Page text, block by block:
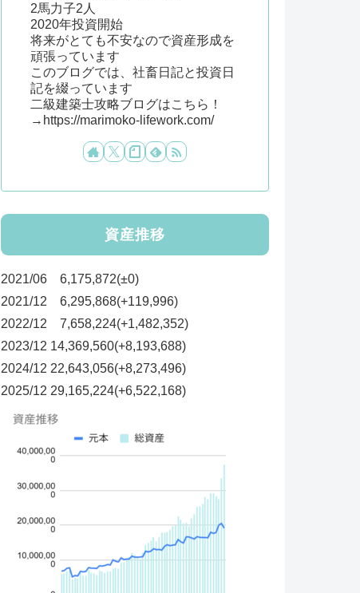
2馬力子2人
2020年投資開始
将来がとても不安なので資産形成を
頑張っています
このブログでは、社畜日記と投資日
記を綴っています
二級建築士攻略ブログはこちら！
→https://marimoko-lifework.com/
資産推移
2021/06 6,175,872(±0)
2021/12 6,295,868(+119,996)
2022/12 7,658,224(+1,482,352)
2023/12 14,369,560(+8,193,688)
2024/12 22,643,056(+8,273,496)
2025/12 29,165,224(+6,522,168)